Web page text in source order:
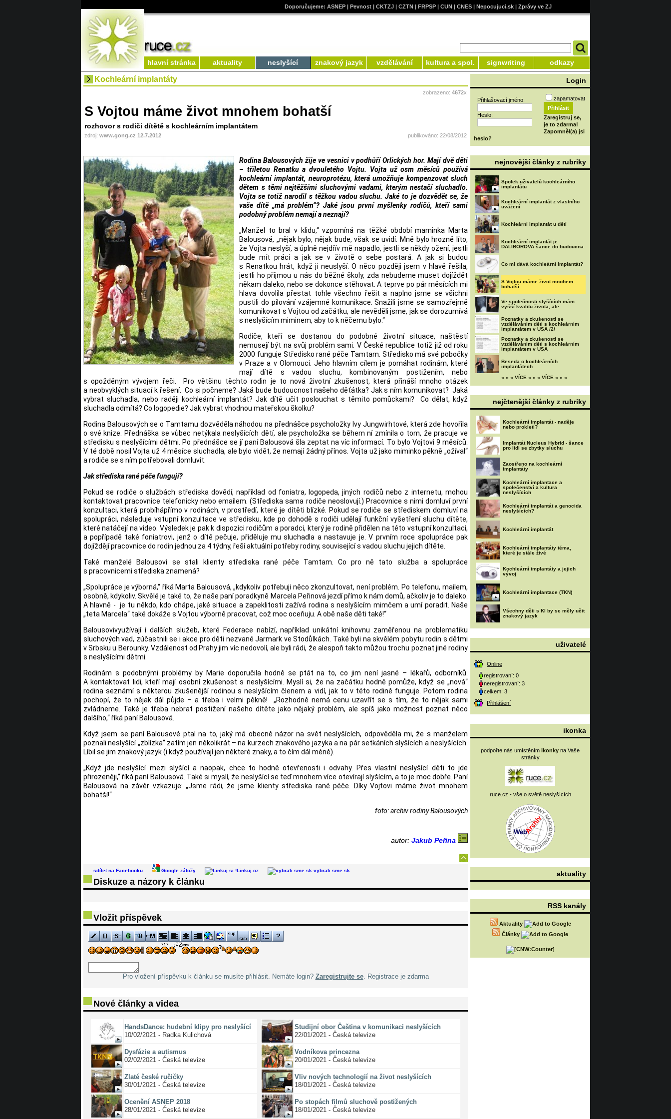
Doporučujeme: ASNEP| Pevnost| CKTZJ| CZTN| FRPSP| CUN| CNES| Nepocujuci.sk| Zprávy ve ZJ
hlavní stránka aktuality neslyšící znakový jazyk vzdělávání kultura a spol. signwriting odkazy
Kochleární implantáty
zobrazeno: 4672x
S Vojtou máme život mnohem bohatší
rozhovor s rodiči dítětě s kochleárním implantátem
zdroj: www.gong.cz 12.7.2012 publikováno: 22/08/2012
Rodina Balousových žije ve vesnici v podhůří Orlických hor. Mají dvě děti
– tříletou Renatku a dvouletého Vojtu. Vojta už osm měsíců používá
kochleární implantát, neuroprotézu, která umožňuje kompenzovat sluch
dětem s těmi nejtěžšími sluchovými vadami, kterým nestačí sluchadlo.
Vojta se totiž narodil s těžkou vadou sluchu. Jaké to je dozvědět se, že
vaše dítě „má problém“? Jaké jsou první myšlenky rodičů, kteří sami
podobný problém nemají a neznají?
„Manžel to bral v klidu,“ vzpomíná na těžké období maminka Marta
Balousová, „nějak bylo, nějak bude, však se uvidí. Mně bylo hrozně líto,
že Vojta neslyší, a úplně nejdřív mě napadlo, jestli se někdy ožení, jestli
bude mít práci a jak se v životě o sebe postará. A jak si budou
s Renatkou hrát, když ji neuslyší. O něco později jsem v hlavě řešila,
jestli ho přijmou u nás do běžné školy, zda nebudeme muset dojíždět
někam daleko, nebo se dokonce stěhovat. A teprve po pár měsících mi
hlava dovolila přestat tohle všechno řešit a naplno jsme se všichni
pustili do pilování vzájemné komunikace. Snažili jsme se samozřejmě
komunikovat s Vojtou od začátku, ale nevěděli jsme, jak se dorozumívá
s neslyšícím miminem, aby to k něčemu bylo.“
Rodiče, kteří se dostanou do podobné životní situace, naštěstí
nemusejí být na svůj problém sami. V České republice totiž již od roku
2000 funguje Středisko rané péče Tamtam. Středisko má své pobočky
v Praze a v Olomouci. Jeho hlavním cílem je pomáhat rodinám, které
mají dítě s vadou sluchu, kombinovaným postižením, nebo
s opožděným vývojem řeči. Pro většinu těchto rodin je to nová životní zkušenost, která přináší mnoho otázek
a neobvyklých situací k řešení. Co si počneme? Jaká bude budoucnost našeho děťátka? Jak s ním komunikovat? Jaká
vybrat sluchadla, nebo raději kochleární implantát? Jak dítě učit poslouchat s těmito pomůckami? Co dělat, když
sluchadla odmítá? Co logopedie? Jak vybrat vhodnou mateřskou školku?
Rodina Balousových se o Tamtamu dozvěděla náhodou na přednášce psycholožky Ivy Jungwirhtové, která zde hovořila
o své knize. Přednáška se vůbec netýkala neslyšících dětí, ale psycholožka se během ní zmínila o tom, že pracuje ve
středisku s neslyšícími dětmi. Po přednášce se jí paní Balousová šla zeptat na víc informací. To bylo Vojtovi 9 měsíců.
V té době nosil Vojta už 4 měsíce sluchadla, ale bylo vidět, že nemají žádný přínos. Vojta už jako miminko pěkně „ožíval“
a rodiče se s ním potřebovali domluvit.
Jak střediska rané péče fungují?
Pokud se rodiče o službách střediska dovědí, například od foniatra, logopeda, jiných rodičů nebo z internetu, mohou
kontaktovat pracovnice telefonicky nebo emailem. (Střediska sama rodiče neoslovují.) Pracovnice s nimi domluví první
konzultaci, která probíhápřímo v rodinách, v prostředí, které je dítěti blízké. Pokud se rodiče se střediskem domluví na
spolupráci, následuje vstupní konzultace ve středisku, kde po dohodě s rodiči udělají funkční vyšetření sluchu dítěte,
které natáčejí na video. Výsledek je pak k dispozici rodičům a poradci, který je rodině přidělen na této vstupní konzultaci,
a popřípadě také foniatrovi, jenž o dítě pečuje, přiděluje mu sluchadla a nastavuje je. V prvním roce spolupráce pak
dojíždějí pracovnice do rodin jednou za 4 týdny, řeší aktuální potřeby rodiny, související s vadou sluchu jejich dítěte.
Také manželé Balousovi se stali klienty střediska rané péče Tamtam. Co pro ně tato služba a spolupráce
s pracovnicemi střediska znamená?
„Spolupráce je výborná,“ říká Marta Balousová, „kdykoliv potřebuji něco zkonzultovat, není problém. Po telefonu, mailem,
osobně, kdykoliv. Skvělé je také to, že naše paní poradkyně Marcela Peřinová jezdí přímo k nám domů, ačkoliv je to daleko.
A hlavně - je tu někdo, kdo chápe, jaké situace a zapeklitosti zažívá rodina s neslyšícím mimčem a umí poradit. Naše
„teta Marcela“ také dokáže s Vojtou výborně pracovat, což moc oceňuju. A obě naše děti také!“
Balousovivyužívají i dalších služeb, které Federace nabízí, například unikátní knihovnu zaměřenou na problematiku
sluchových vad, zúčastnili se i akce pro děti nezvané Jarmark ve Stodůlkách. Také byli na skvělém pobytu rodin s dětmi
v Srbsku u Berounky. Vzdálenost od Prahy jim víc nedovolí, ale byli rádi, že alespoň takto můžou trochu poznat jiné rodiny
s neslyšícími dětmi.
Rodinám s podobnými problémy by Marie doporučila hodně se ptát na to, co jim není jasné – lékařů, odborníků.
A kontaktovat lidi, kteří mají osobní zkušenost s neslyšícími. Myslí si, že na začátku hodně pomůže, když se „nová“
rodina seznámí s některou zkušenější rodinou s neslyšícím členem a vidí, jak to v této rodině funguje. Potom rodina
pochopí, že to nějak dál půjde – a třeba i velmi pěkně! „Rozhodně nemá cenu uzavřít se s tím, že to nějak sami
zvládneme. Také je třeba nebrat postižení našeho dítěte jako nějaký problém, ale spíš jako možnost poznat něco
dalšího,“ říká paní Balousová.
Když jsem se paní Balousové ptal na to, jaký má obecně názor na svět neslyšících, odpověděla mi, že s manželem
poznali neslyšící „zblízka“ zatím jen několikrát – na kurzech znakového jazyka a na pár setkáních slyšících a neslyšících.
Líbil se jim znakový jazyk (i když používají jen některé znaky, a to čím dál méně).
„Když jde neslyšící mezi slyšící a naopak, chce to hodně otevřenosti i odvahy. Přes vlastní neslyšící děti to jde
přirozeněji,“ říká paní Balousová. Také si myslí, že neslyšící se teď mnohem více otevírají slyšícím, a to je moc dobře. Paní
Balousová na závěr vzkazuje: „Jsme rádi, že jsme klienty střediska rané péče. Díky Vojtovi máme život mnohem
bohatší!“
foto: archiv rodiny Balousových
autor: Jakub Peřina
sdílet na Facebooku Google záložy Linkuj.cz vybrali.sme.sk
Diskuze a názory k článku
Vložit příspěvek
Pro vložení příspěvku k článku se musíte přihlásit. Nemáte login? Zaregistrujte se. Registrace je zdarma
Nové články a videa
HandsDance: hudební klipy pro neslyšící
10/02/2021 - Radka Kulichová
Dysfázie a autismus
02/02/2021 - Česká televize
Zlaté české ručičky
30/01/2021 - Česká televize
Ocenění ASNEP 2018
28/01/2021 - Česká televize
Studijní obor Čeština v komunikaci neslyšících
22/01/2021 - Česká televize
Vodníkova princezna
20/01/2021 - Česká televize
Vliv nových technologií na život neslyšících
18/01/2021 - Česká televize
Po stopách filmů sluchově postižených
18/01/2021 - Česká televize
Login
Přihlašovací jméno:
Heslo:
zapamatovat
Zaregistruj se,
je to zdarma!
Zapomněl(a) jsi
heslo?
nejnovější články z rubriky
Spolek uživatelů kochleárního
implantátu
Kochleární implantát z vlastního
uvážení
Kochleární implantát u dětí
Kochleární implantát je
DALIBOROVA šance do budoucna
Co mi dává kochleární implantát?
S Vojtou máme život mnohem
bohatší
Ve společnosti slyšících mám
vyšší kvalitu života, ale
Poznatky a zkušenosti se
vzděláváním dětí s kochleárním
implantátem v USA /2/
Poznatky a zkušenosti se
vzděláváním dětí s kochleárním
implantátem v USA
Beseda o kochleárních
implantátech
« « « VÍCE « « « VÍCE « « «
nejčtenější články z rubriky
Kochleární implantát - naděje
nebo prokletí?
Implantát Nucleus Hybrid - šance
pro lidi se zbytky sluchu
Zaostřeno na kochleární
implantáty
Kochleární implantace a
společenství a kultura
neslyšících
Kochleární implantát a genocida
neslyšících?
Kochleární implantát
Kochleární implantáty téma,
které je stále živé
Kochleární implantáty a jejich
vývoj
Kochleární implantace (TKN)
Všechny děti s KI by se měly učit
znakový jazyk
uživatelé
Online
registrovaní: 0
neregistrovaní: 3
celkem: 3
Přihlášení
ikonka
podpořte nás umístěním ikonky na Vaše
stránky
ruce.cz - vše o světě neslyšících
aktuality
RSS kanály
Aktuality
Články